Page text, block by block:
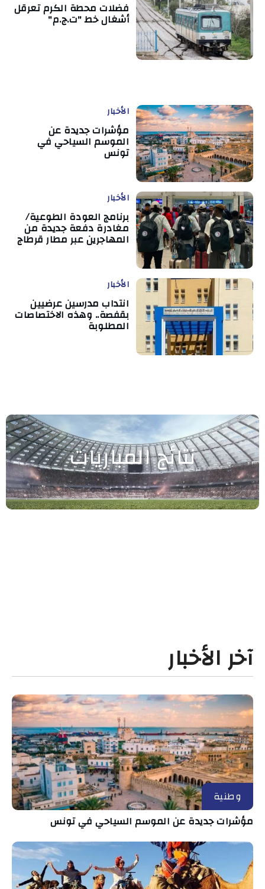
فضلات محطة الكرم تعرقل
أشغال خط "ت.ج.م"
الأخبار
مؤشرات جديدة عن
الموسم السياحي في
تونس
الأخبار
برنامج العودة الطوعية/
مغادرة دفعة جديدة من
المهاجرين عبر مطار قرطاج
الأخبار
انتداب مدرسين عرضيين
بقفصة.. وهذه الاختصاصات
المطلوبة
نتائج المباريات
آخر الأخبار
وطنية
مؤشرات جديدة عن الموسم السياحي في تونس